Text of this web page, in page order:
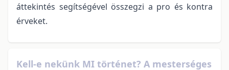
áttekintés segítségével összegzi a pro és kontra
érveket.
Kell-e nekünk MI történet? A mesterséges